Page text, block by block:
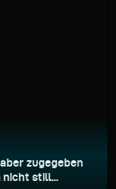
zugegeben
nicht still...